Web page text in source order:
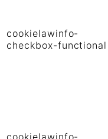
cookielawinfo-
checkbox-functional